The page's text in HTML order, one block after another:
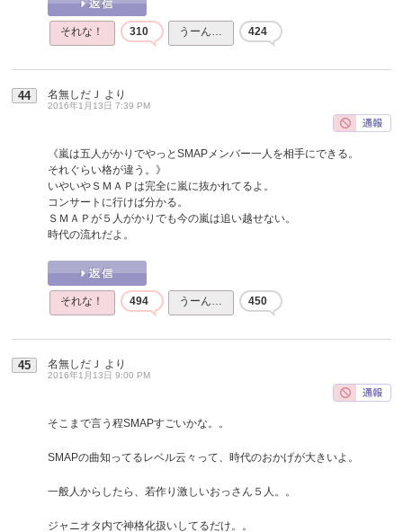
それな！ 310 うーん… 424
44 名無しだＪ より
2016年1月13日 7:39 PM
《嵐は五人がかりでやっとSMAPメンバー一人を相手にできる。
それぐらい格が違う。》
いやいやＳＭＡＰは完全に嵐に抜かれてるよ。
コンサートに行けば分かる。
ＳＭＡＰが５人がかりでも今の嵐は追い越せない。
時代の流れだよ。
それな！ 494 うーん… 450
45 名無しだＪ より
2016年1月13日 9:00 PM
そこまで言う程SMAPすごいかな。。
SMAPの曲知ってるレベル云々って、時代のおかげが大きいよ。
一般人からしたら、若作り激しいおっさん５人。。
ジャニオタ内で神格化扱いしてるだけ。。